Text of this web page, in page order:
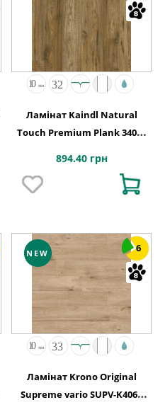
Ламінат Kaindl Natural
Touch Premium Plank 34073
894.40 грн
NEW 6
Ламінат Krono Original
Supreme vario SUPV-K406P